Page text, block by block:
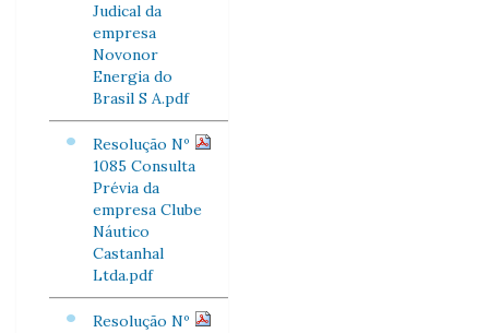
Judical da
empresa
Novonor
Energia do
Brasil S A.pdf
Resolução Nº
1085 Consulta
Prévia da
empresa Clube
Náutico
Castanhal
Ltda.pdf
Resolução Nº